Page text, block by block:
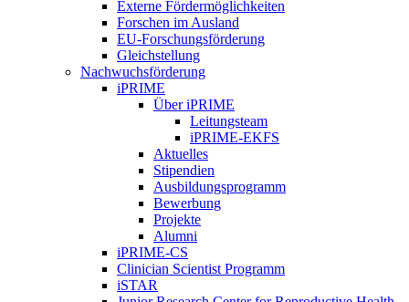
Externe Fördermöglichkeiten
Forschen im Ausland
EU-Forschungsförderung
Gleichstellung
Nachwuchsförderung
iPRIME
Über iPRIME
Leitungsteam
iPRIME-EKFS
Aktuelles
Stipendien
Ausbildungsprogramm
Bewerbung
Projekte
Alumni
iPRIME-CS
Clinician Scientist Programm
iSTAR